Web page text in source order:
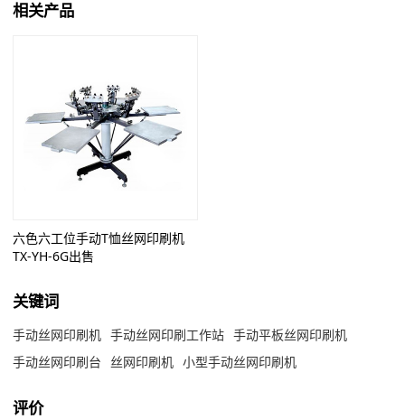
相关产品
六色六工位手动T恤丝网印刷机
TX-YH-6G出售
关键词
手动丝网印刷机 手动丝网印刷工作站 手动平板丝网印刷机
手动丝网印刷台
丝网印刷机 小型手动丝网印刷机
评价